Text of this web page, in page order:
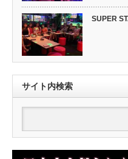
SUPER
サイト内検索